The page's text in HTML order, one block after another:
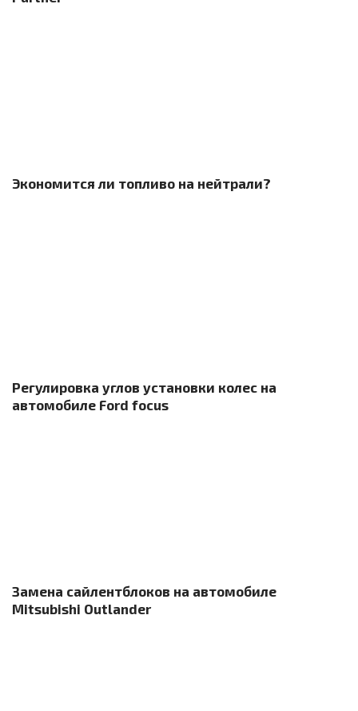
Экономится ли топливо на нейтрали?
Регулировка углов установки колес на
автомобиле Ford focus
Замена сайлентблоков на автомобиле
Mitsubishi Outlander